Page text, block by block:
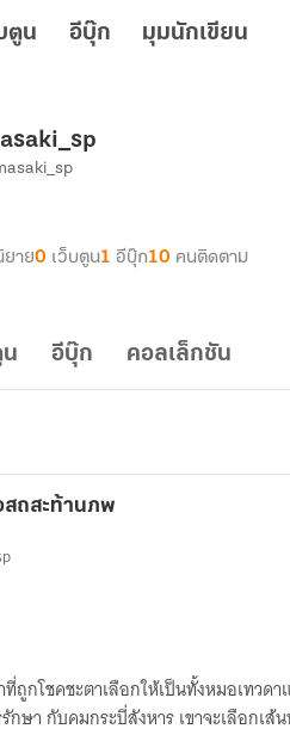
ตูน อีบุ๊ก มุมนักเขียน
ยาย0 เว็บตูน1 อีบุ๊ก10 คนติดตาม
น อีบุ๊ก คอลเล็กชัน
สถสะท้านภพ
ถูกโชคชะตาเลือกให้เป็นทั้งหมอเทวด
กษา กับคมกระบี่สังหาร เขาจะเลือกเ